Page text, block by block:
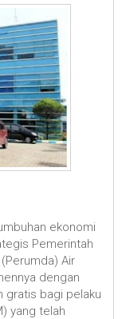
ekonomi
Pemerintah
Air
dengan
gratis bagi pelaku
yang telah